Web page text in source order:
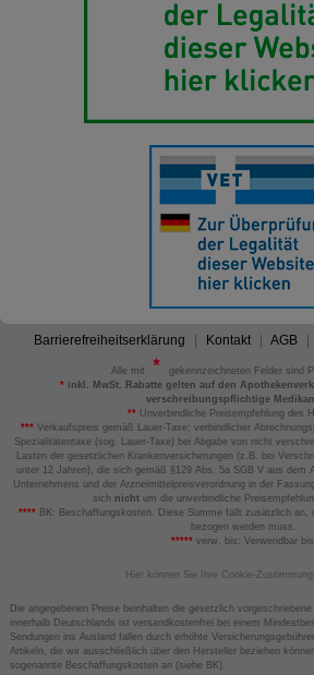
Barrierefreiheitserklärung Kontakt AGB
Alle mit
gekennzeichneten Felder sind
*inkl. MwSt. Rabatte gelten auf den
verschreibungspflichtige
** Unverbindliche Preisempfehlung des
*** Verkaufspreis gemäß Lauer-Taxe; verbindlicher
Spezialitätentaxe (sog. Lauer-Taxe) bei Abgabe von nicht
Lasten der gesetzlichen Krankenversicherungen (z.B. bei
unter 12 Jahren), die sich gemäß §129 Abs. 5a SGB V aus dem
Unternehmens und der Arzneimittelpreisverordnung in der
sich nicht um die unverbindliche
****BK: Beschaffungskosten. Diese Summe fällt zusätzlich an,
bezogen werden muss.
*****verw. bis: Verwendbar bis.
Hier können Sie Ihre Cookie-
Die angegebenen Preise beinhalten die gesetzlich
innerhalb Deutschlands ist versandkostenfrei bei einem
Sendungen ins Ausland fallen durch erhöhte
Artikeln, die wir ausschließlich über den Hersteller beziehen
sogenannte Beschaffungskosten an (siehe BK).